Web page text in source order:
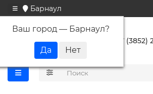
Барнаул
Ваш город — Барнаул?
+7 (3852)